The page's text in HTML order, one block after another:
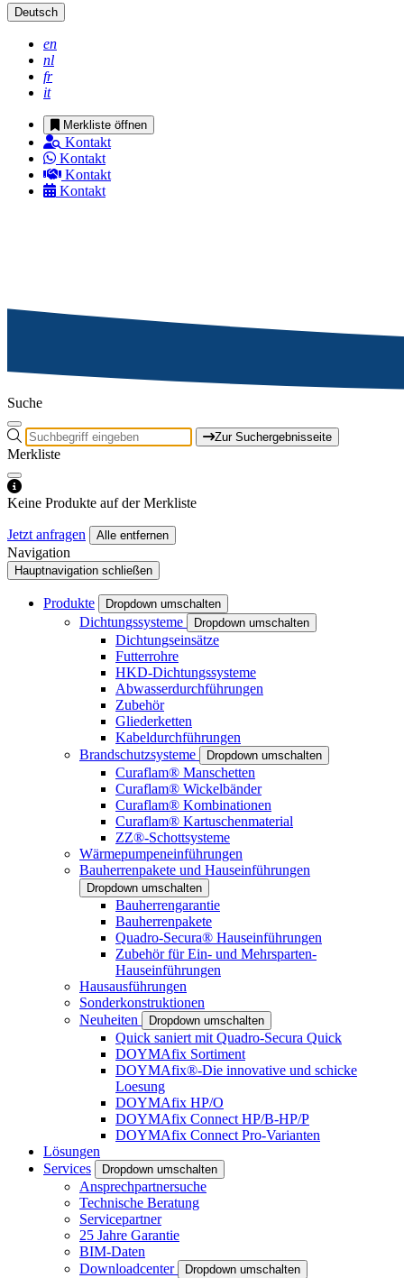
Deutsch
en
nl
fr
it
Merkliste öffnen
Kontakt
Kontakt
Kontakt
Kontakt
Suche
Zur Suchergebnisseite
Merkliste
Keine Produkte auf der Merkliste
Jetzt anfragen Alle entfernen
Navigation
Hauptnavigation schließen
Produkte Dropdown umschalten
Dichtungssysteme Dropdown umschalten
Dichtungseinsätze
Futterrohre
HKD-Dichtungssysteme
Abwasserdurchführungen
Zubehör
Gliederketten
Kabeldurchführungen
Brandschutzsysteme
Dropdown umschalten
Curaflam® Manschetten
Curaflam® Wickelbänder
Curaflam® Kombinationen
Curaflam® Kartuschenmaterial
ZZ®-Schottsysteme
Wärmepumpeneinführungen
Bauherrenpakete und Hauseinführungen
Dropdown umschalten
Bauherrengarantie
Bauherrenpakete
Quadro-Secura® Hauseinführungen
Zubehör für Ein- und Mehrsparten-
Hauseinführungen
Hausausführungen
Sonderkonstruktionen
Neuheiten
Dropdown umschalten
Quick saniert mit Quadro-Secura Quick
DOYMAfix Sortiment
DOYMAfix®-Die innovative und schicke
Loesung
DOYMAfix HP/O
DOYMAfix Connect HP/B-HP/P
DOYMAfix Connect Pro-Varianten
Lösungen
Services
Dropdown umschalten
Ansprechpartnersuche
Technische Beratung
Servicepartner
25 Jahre Garantie
BIM-Daten
Downloadcenter
Dropdown umschalten